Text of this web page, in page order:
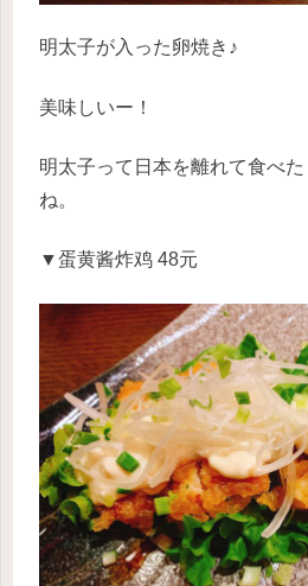
明太子が入った卵焼き♪
美味しいー！
明太子って日本を離れて食べ
ね。
▼蛋黄酱炸鸡 48元